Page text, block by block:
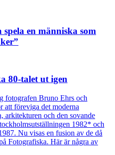
en människa som
80-talet ut igen
fotografen Bruno Ehrs och
att föreviga det moderna
arkitekturen och den sovande
1982* och
Nu visas en fusion av de då
Fotografiska. Här är några av